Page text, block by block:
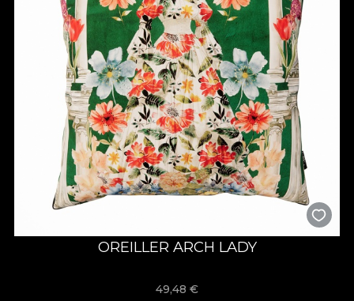
OREILLER ARCH LADY
49,48 €